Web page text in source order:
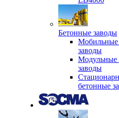
Бетонные заводы
Мобильные
заводы
Модульные
заводы
бетонные